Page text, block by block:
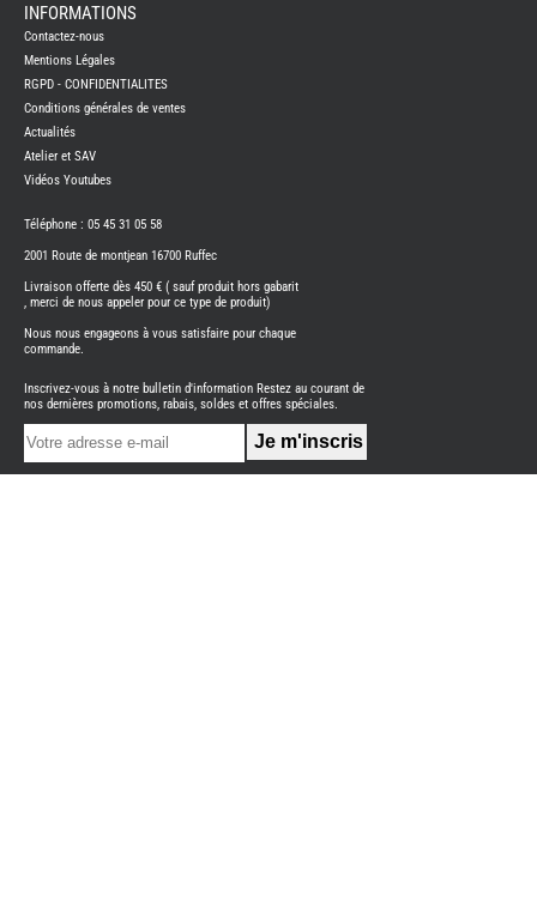
CAMPING-
BENIMAR
CAMPING-
CARADO
CAMPING-
ITINEO
CAMPING-
OCCASION
CARADO
NEUFS
FOURGON
BENIMAR
FOURGON
INFORMATIONS
Contactez-nous
Mentions Légales
RGPD - CONFIDENTIALITES
Conditions générales de ventes
Actualités
Atelier et SAV
Vidéos Youtubes
Téléphone : 05 45 31 05 58
2001 Route de montjean 16700 Ruffec
Livraison offerte dès 450 € ( sauf produit hors gabarit
, merci de nous appeler pour ce type de produit)
Nous nous engageons à vous satisfaire pour chaque
commande.
Inscrivez-vous à notre bulletin d'information Restez au courant de
nos dernières promotions, rabais, soldes et offres spéciales.